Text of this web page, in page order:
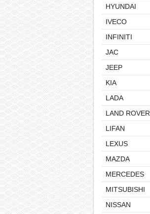
HYUNDAI
IVECO
INFINITI
JAC
JEEP
KIA
LADA
LAND ROVER
LIFAN
LEXUS
MAZDA
MERCEDES
MITSUBISHI
NISSAN